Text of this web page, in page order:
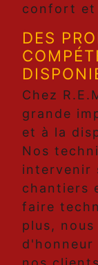
confort et
DES
Chez
grande
et à la
Nos
intervenir
chantiers
faire
plus,